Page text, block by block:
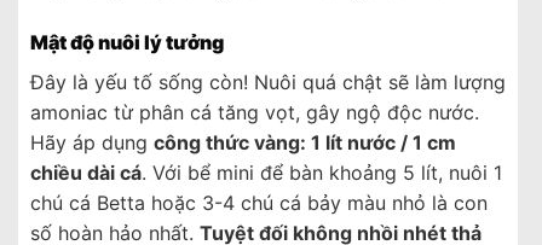
Mật độ nuôi lý tưởng
Đây là yếu tố sống còn! Nuôi quá chật sẽ làm lượng
amoniac từ phân cá tăng vọt, gây ngộ độc nước.
Hãy áp dụng công thức vàng: 1 lít nước / 1 cm
chiều dài cá. Với bể mini để bàn khoảng 5 lít, nuôi 1
chú cá Betta hoặc 3-4 chú cá bảy màu nhỏ là con
số hoàn hảo nhất. Tuyệt đối không nhồi nhét thả